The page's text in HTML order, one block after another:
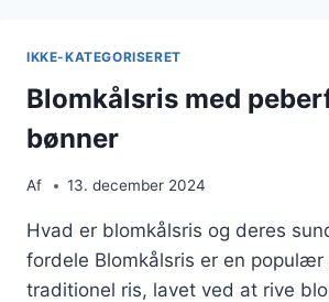
IKKE-KATEGORISERET
Blomkålsris med
bønner
Af 13. december 2024
Hvad er blomkålsris og deres
fordele Blomkålsris er en
traditionel ris, lavet ved at rive